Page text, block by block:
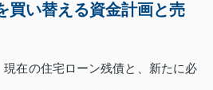
買い替える資金計画と売
在の住宅ローン残債と、新たに必